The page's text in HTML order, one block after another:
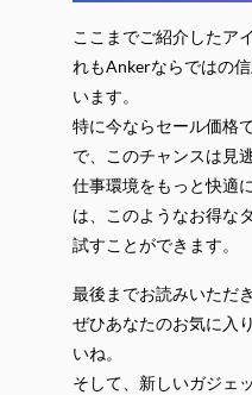
ここまでご紹介したア
れもAnkerならではの
います。
特に今ならセール価格
で、このチャンスは見
仕事環境をもっと快適
は、このようなお得な
試すことができます。
最後までお読みいただ
ぜひあなたのお気に入
いね。
そして、新しいガジェ